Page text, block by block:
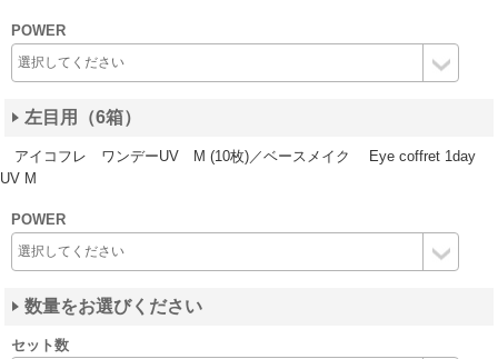
POWER
左目用（6箱）
アイコフレ ワンデーUV M (10枚)／ベースメイク Eye coffret 1day
UV M
POWER
数量をお選びください
セット数